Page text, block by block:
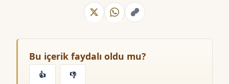
Bu içerik faydalı oldu mu?
👍 👎